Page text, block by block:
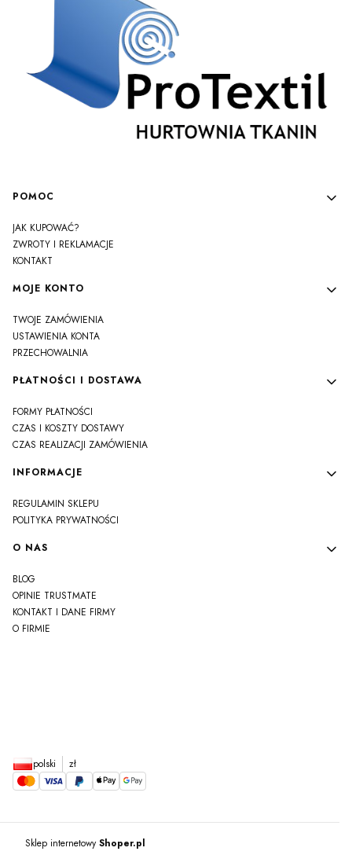
Linki w stopce
POMOC
JAK KUPOWAĆ?
ZWROTY I REKLAMACJE
KONTAKT
MOJE KONTO
TWOJE ZAMÓWIENIA
USTAWIENIA KONTA
PRZECHOWALNIA
PŁATNOŚCI I DOSTAWA
FORMY PŁATNOŚCI
CZAS I KOSZTY DOSTAWY
CZAS REALIZACJI ZAMÓWIENIA
INFORMACJE
REGULAMIN SKLEPU
POLITYKA PRYWATNOŚCI
O NAS
BLOG
OPINIE TRUSTMATE
KONTAKT I DANE FIRMY
O FIRMIE
polski zł
Sklep internetowyShoper.pl